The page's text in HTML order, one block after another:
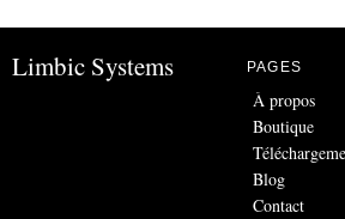
Limbic Systems PAGES
À propos
Boutique
Blog
Contact